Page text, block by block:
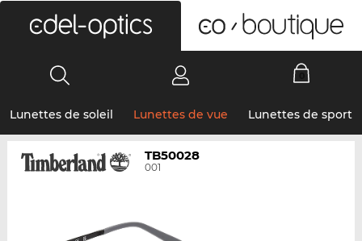
Lunettes de soleil Lunettes de vue Lunettes de sport
TB50028
001